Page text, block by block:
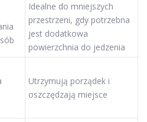
Idealne do mniejszych
przestrzeni, gdy potrzebna
jest dodatkowa
powierzchnia do jedzenia
Utrzymują porządek i
oszczędzają miejsce